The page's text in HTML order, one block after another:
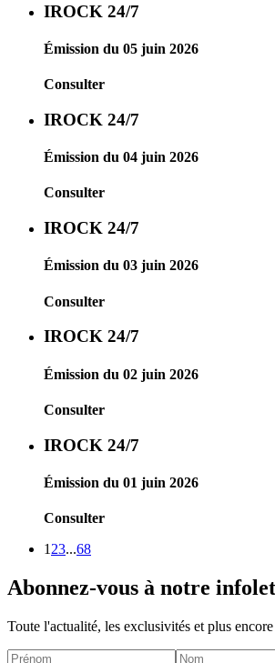
IROCK 24/7
Émission du 05 juin 2026
Consulter
IROCK 24/7
Émission du 04 juin 2026
Consulter
IROCK 24/7
Émission du 03 juin 2026
Consulter
IROCK 24/7
Émission du 02 juin 2026
Consulter
IROCK 24/7
Émission du 01 juin 2026
Consulter
1 23...68
Abonnez-vous à notre
Toute l'actualité, les exclusivités et plus